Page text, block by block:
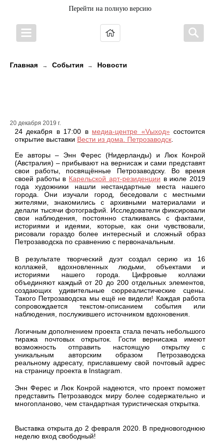
Перейти на полную версию
Главная → События → Новости
20 декабря 2019 г.
24 декабря в 17:00 в медиа-центре «Vыход» состоится
открытие выставки Вести из дома. Петрозаводск.
Ее авторы – Энн Ферес (Нидерланды) и Люк Конрой
(Австралия) – прибывают на вернисаж и сами представят
свои работы, посвящённые Петрозаводску. Во время
своей работы в Карельской арт-резиденции в июле 2019
года художники нашли нестандартные места нашего
города. Они изучали город, беседовали с местными
жителями, знакомились с архивными материалами и
делали тысячи фотографий. Исследователи фиксировали
свои наблюдения, постоянно сталкиваясь с фактами,
историями и идеями, которые, как они чувствовали,
рисовали гораздо более интересный и сложный образ
Петрозаводска по сравнению с первоначальным.
В результате творческий дуэт создал серию из 16
коллажей, вдохновленных людьми, объектами и
историями нашего города. Цифровые коллажи
объединяют каждый от 20 до 200 отдельных элементов,
создающих удивительные сюрреалистические сцены.
Такого Петрозаводска мы ещё не видели! Каждая работа
сопровождается текстом-описанием события или
наблюдения, послужившего источником вдохновения.
Логичным дополнением проекта стала печать небольшого
тиража почтовых открыток. Гости вернисажа имеют
возможность отправить настоящую открытку с
уникальным авторским образом Петрозаводска
реальному адресату, приславшему свой почтовый адрес
на страницу проекта в Instagram.
Энн Ферес и Люк Конрой надеются, что проект поможет
представить Петрозаводск миру более содержательно и
многопланово, чем стандартная туристическая открытка.
Выставка открыта до 2 февраля 2020. В предновогоднюю
неделю вход свободный!